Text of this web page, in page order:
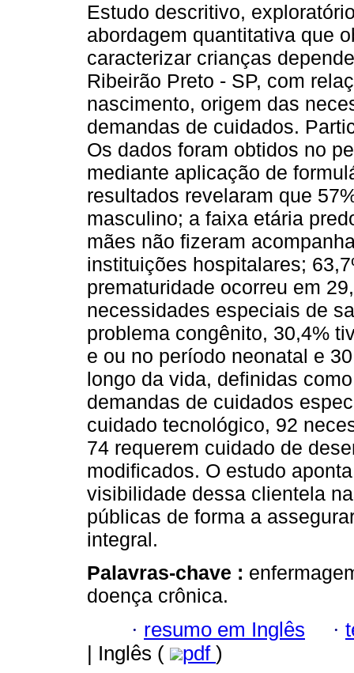
Estudo descritivo,
abordagem quantitativa que
caracterizar crianças
Ribeirão Preto - SP, com
nascimento, origem das
demandas de cuidados.
Os dados foram obtidos no
mediante aplicação de
resultados revelaram que
masculino; a faixa etária
mães não fizeram
instituições hospitalares;
prematuridade ocorreu em
necessidades especiais de
problema congênito, 30,4%
e ou no período neonatal e
longo da vida, definidas
demandas de cuidados
cuidado tecnológico, 92
74 requerem cuidado de
modificados. O estudo
visibilidade dessa clientela
públicas de forma a
integral.
Palavras-chave :
doença crônica.
· resumo em Inglês ·
| Inglês (
pdf )